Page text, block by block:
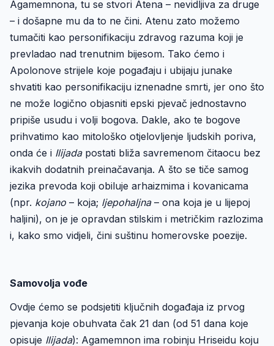
Agamemnona, tu se stvori Atena – nevidljiva za druge
– i došapne mu da to ne čini. Atenu zato možemo
tumačiti kao personifikaciju zdravog razuma koji je
prevladao nad trenutnim bijesom. Tako ćemo i
Apolonove strijele koje pogađaju i ubijaju junake
shvatiti kao personifikaciju iznenadne smrti, jer ono što
ne može logično objasniti epski pjevač jednostavno
pripiše usudu i volji bogova. Dakle, ako te bogove
prihvatimo kao mitološko otjelovljenje ljudskih poriva,
onda će i Ilijadapostati bliža savremenom čitaocu bez
ikakvih dodatnih preinačavanja. A što se tiče samog
jezika prevoda koji obiluje arhaizmima i kovanicama
(npr. kojano – koja; ljepohaljna– ona koja je u lijepoj
haljini), on je je opravdan stilskim i metričkim razlozima
i, kako smo vidjeli, čini suštinu homerovske poezije.
Samovolja vođe
Ovdje ćemo se podsjetiti ključnih događaja iz prvog
pjevanja koje obuhvata čak 21 dan (od 51 dana koje
opisuje Ilijada): Agamemnon ima robinju Hriseidu koju